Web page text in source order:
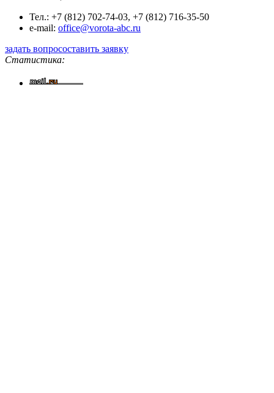
Тел.: +7 (812) 702-74-03, +7 (812) 716-35-50
e-mail: office@vorota-abc.ru
задать вопросоставить заявку
Статистика: